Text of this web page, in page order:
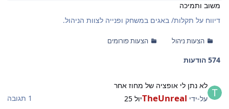
משוב ותמיכה
דיווח על תקלות/ באגים במשחק ופנייה לצוות הניהול.
הצעות ניהול הצעות פורומים
574 הודעות
לא נתן לי אופציה של מחוז אחר
על-ידי TheUnrealיול 25
1 תגובה